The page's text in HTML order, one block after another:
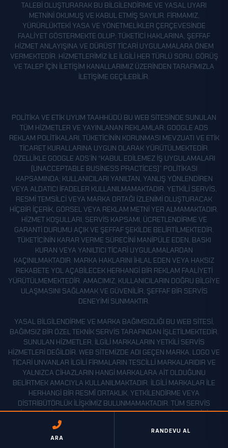
TALEBI OLUŞTURARAK BU BILGILENDIRME VE YASAL UYARI
METNINI OKUMUŞ VE KABUL ETMIŞ SAYILIR. FIRMAMIZ,
YÜRÜRLÜKTEKI YASA VE YÖNETMELIKLER ÇERÇEVESINDE
FAALIYET GÖSTERMEKTE OLUP; TÜKETICI HAKLARINA, ŞEFFAF
HIZMET ANLAYIŞINA VE DÜRÜST TICARI UYGULAMALARA ÖNEM
VERMEKTEDIR. HIZMETLERIMIZ ILE ILGILI HER TÜRLÜ SORU, GÖRÜŞ
VE TALEP IÇIN ILETIŞIM KANALLARIMIZ ÜZERINDEN TARAFIMIZLA
ILETIŞIME GEÇILEBILIR.
POLITIKA VE ETIK UYUM TAAHHÜDÜ BU WEB SITESINDE SUNULAN
TÜM HIZMETLER VE YAYINLANAN REKLAMLAR; GOOGLE ADS
REKLAM POLITIKALARI, TÜKETICININ KORUNMASI MEVZUATI VE ETIK
TICARET KURALLARINA UYGUN OLARAK YÜRÜTÜLMEKTEDIR.
ÖZELLIKLE GOOGLE ADS’IN “KABUL EDILEMEZ İŞ UYGULAMALARI
(UNACCEPTABLE BUSINESS PRACTICES)” POLITIKASI
KAPSAMINDA; KULLANICILARI YANILTAN, YANLIŞ YÖNLENDIREN
VEYA ALDATICI IFADELER KULLANILMAMAKTADIR. YETKILI SERVIS,
RESMI TEMSILCI VEYA MARKA ORTAĞI IZLENIMI OLUŞTURACAK
HIÇBIR IÇERIK, GÖRSEL VEYA REKLAM METNI YER ALMAMAKTADIR.
HIZMET KOŞULLARI, SERVIS KAPSAMI, ÜCRETLENDIRME VE
GARANTI DURUMU AÇIK VE ŞEFFAF ŞEKILDE BELIRTILMEKTEDIR.
TÜKETICININ KARAR VERME SÜRECINI MANIPÜLE EDEN, BASKI
KURAN VEYA YANILTICI TICARI UYGULAMALARDAN
KAÇINILMAKTADIR. MARKA HAKLARINI IHLAL EDEN VEYA HAKSIZ
REKABETE YOL AÇABILECEK HERHANGI BIR REKLAM FAALIYETI
YÜRÜTÜLMEMEKTEDIR. AMACIMIZ, KULLANICILARIN DOĞRU BILGIYE
ULAŞMASINI SAĞLAMAK VE GÜVENILIR, ŞEFFAF BIR SERVIS
DENEYIMI SUNMAKTIR.
YASAL BILGILENDIRME VE MARKA BAĞIMSIZLIĞI BU WEB SITESI,
BAĞIMSIZ BIR ÖZEL TEKNIK SERVIS TARAFINDAN IŞLETILMEKTEDIR.
SUNULAN HIZMETLER, ILGILI MARKALARIN YETKILI SERVIS
HIZMETLERI DEĞILDIR. WEB SITEMIZDE ADI GEÇEN MARKA, LOGO VE
TICARI UNVANLAR ILGILI FIRMALARIN TESCILLI MARKALARIDIR VE
YALNIZCA CIHAZLARIN HANGI MARKALARA AIT OLDUĞUNU
BELIRTMEK AMACIYLA KULLANILMAKTADIR. İLGILI MARKALAR ILE
HERHANGI BIR RESMÎ ORTAKLIK, YETKILENDIRME VEYA
DISTRIBÜTÖRLÜK ILIŞKIMIZ BULUNMAMAKTADIR. TÜM SERVIS
HIZMETLERI, GARANTI KAPSAMI DIŞINDA KALAN CIHAZLAR IÇIN
SUNULMAKTA OLUP, KULLANICILAR BU KONUDA AÇIK VE ŞEFFAF
ŞEKILDE BILGILENDIRILMEKTEDIR. GOOGLE ADS REKLAM
ARA
RANDEVU AL